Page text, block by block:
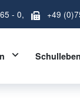
- 0, +49
ToggleSchulleben